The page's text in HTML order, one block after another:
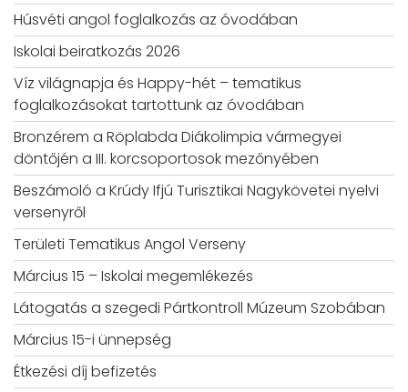
Húsvéti angol foglalkozás az óvodában
Iskolai beiratkozás 2026
Víz világnapja és Happy-hét – tematikus
foglalkozásokat tartottunk az óvodában
Bronzérem a Röplabda Diákolimpia vármegyei
döntőjén a III. korcsoportosok mezőnyében
Beszámoló a Krúdy Ifjú Turisztikai Nagykövetei nyelvi
versenyről
Területi Tematikus Angol Verseny
Március 15 – Iskolai megemlékezés
Látogatás a szegedi Pártkontroll Múzeum Szobában
Március 15-i ünnepség
Étkezési díj befizetés